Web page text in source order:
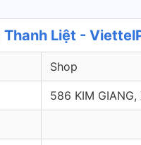
Thanh Liệt -
Shop
586 KIM